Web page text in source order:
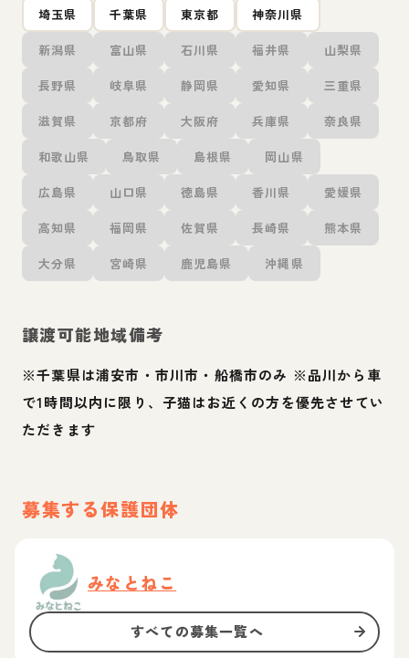
埼玉県 千葉県 東京都 神奈川県
新潟県 富山県 石川県 福井県 山梨県
長野県 岐阜県 静岡県 愛知県 三重県
滋賀県 京都府 大阪府 兵庫県 奈良県
和歌山県 鳥取県 島根県 岡山県
広島県 山口県 徳島県 香川県 愛媛県
高知県 福岡県 佐賀県 長崎県 熊本県
大分県 宮崎県 鹿児島県 沖縄県
譲渡可能地域備考
※千葉県は浦安市・市川市・船橋市のみ ※品川から車
で1時間以内に限り、子猫はお近くの方を優先させてい
ただきます
募集する保護団体
みなとねこ
すべての募集一覧へ